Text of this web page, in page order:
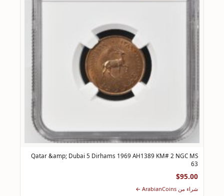
Qatar &amp; Dubai 5 Dirhams 1969 AH1389 KM# 2 NGC MS
63
$95.00
شراء من ArabianCoins ←